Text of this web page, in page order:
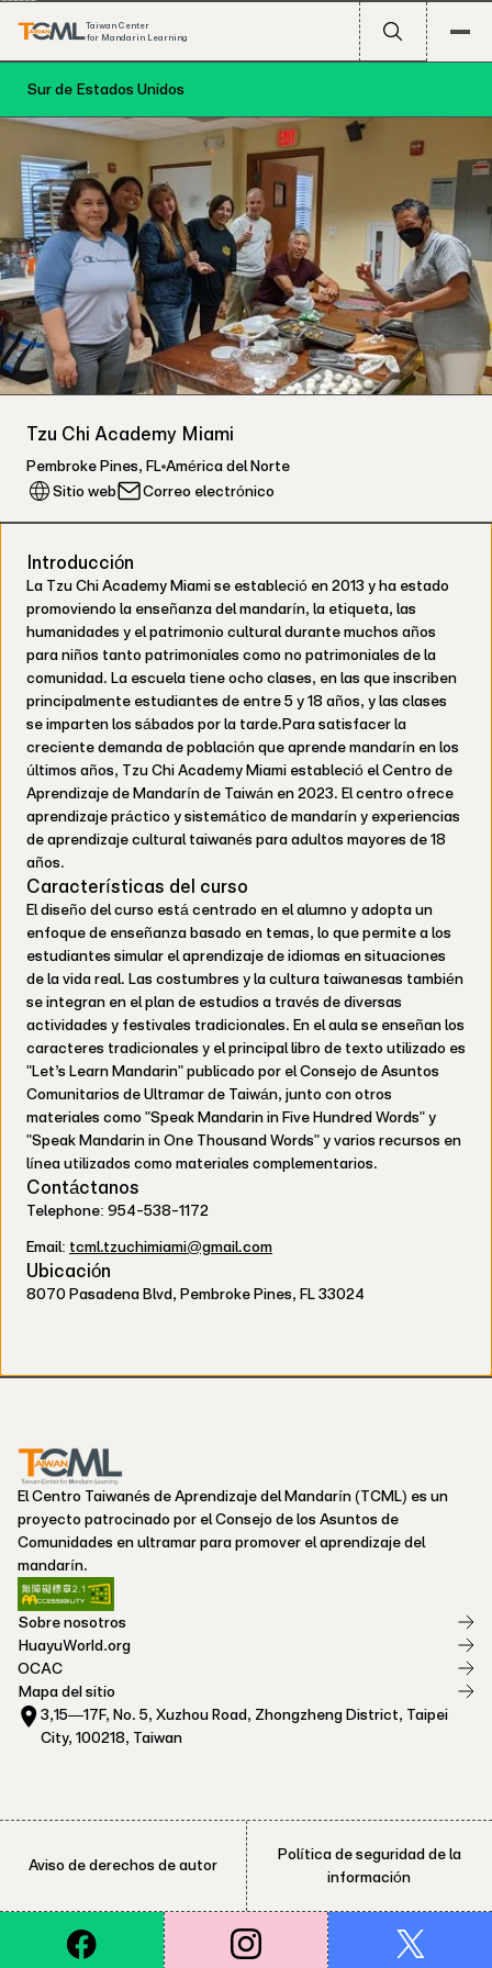
Taiwan Center
for Mandarin Learning
Sur de Estados Unidos
Tzu Chi Academy Miami
Pembroke Pines, FL América del Norte
Sitio web
Correo electrónico
Introducción
La Tzu Chi Academy Miami se estableció en 2013 y ha estado
promoviendo la enseñanza del mandarín, la etiqueta, las
humanidades y el patrimonio cultural durante muchos años
para niños tanto patrimoniales como no patrimoniales de la
comunidad. La escuela tiene ocho clases, en las que inscriben
principalmente estudiantes de entre 5 y 18 años, y las clases
se imparten los sábados por la tarde.Para satisfacer la
creciente demanda de población que aprende mandarín en los
últimos años, Tzu Chi Academy Miami estableció el Centro de
Aprendizaje de Mandarín de Taiwán en 2023. El centro ofrece
aprendizaje práctico y sistemático de mandarín y experiencias
de aprendizaje cultural taiwanés para adultos mayores de 18
años.
Características del curso
El diseño del curso está centrado en el alumno y adopta un
enfoque de enseñanza basado en temas, lo que permite a los
estudiantes simular el aprendizaje de idiomas en situaciones
de la vida real. Las costumbres y la cultura taiwanesas también
se integran en el plan de estudios a través de diversas
actividades y festivales tradicionales. En el aula se enseñan los
caracteres tradicionales y el principal libro de texto utilizado es
"Let’s Learn Mandarin" publicado por el Consejo de Asuntos
Comunitarios de Ultramar de Taiwán, junto con otros
materiales como "Speak Mandarin in Five Hundred Words" y
"Speak Mandarin in One Thousand Words" y varios recursos en
línea utilizados como materiales complementarios.
Contáctanos
Telephone: 954-538-1172
Email: tcml.tzuchimiami@gmail.com
Ubicación
8070 Pasadena Blvd, Pembroke Pines, FL 33024
El Centro Taiwanés de Aprendizaje del Mandarín (TCML) es un
proyecto patrocinado por el Consejo de los Asuntos de
Comunidades en ultramar para promover el aprendizaje del
mandarín.
Sobre nosotros
HuayuWorld.org
OCAC
Mapa del sitio
3,15—17F, No. 5, Xuzhou Road, Zhongzheng District, Taipei
City, 100218, Taiwan
Aviso de derechos de autor
Política de seguridad de la
información